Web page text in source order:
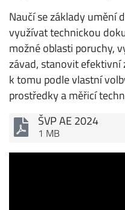
Naučí se základy umění
využívat technickou
možné oblasti poruchy,
závad, stanovit efektivní
k tomu podle vlastní
prostředky a měřicí
ŠVP AE 2024
1 MB